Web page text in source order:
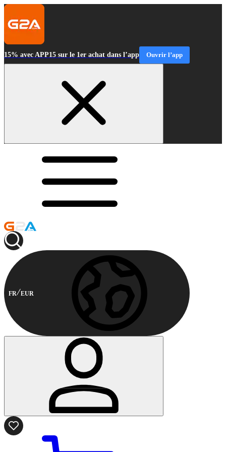
15% avec APP15 sur le 1er achat dans l’app Ouvrir l’app
FR EUR